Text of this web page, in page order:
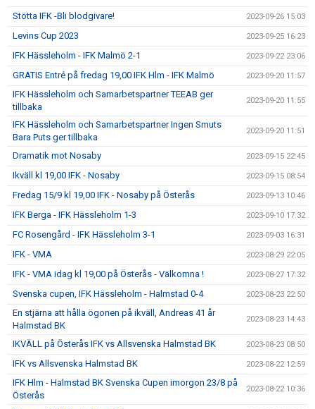
Stötta IFK -Bli blodgivare! 2023-09-26 15:03
Levins Cup 2023 2023-09-25 16:23
IFK Hässleholm - IFK Malmö 2-1 2023-09-22 23:06
GRATIS Entré på fredag 19,00 IFK Hlm - IFK Malmö 2023-09-20 11:57
IFK Hässleholm och Samarbetspartner TEEAB ger
tillbaka
2023-09-20 11:55
IFK Hässleholm och Samarbetspartner Ingen Smuts
Bara Puts ger tillbaka
2023-09-20 11:51
Dramatik mot Nosaby 2023-09-15 22:45
Ikväll kl 19,00 IFK - Nosaby 2023-09-15 08:54
Fredag 15/9 kl 19,00 IFK - Nosaby på Österås 2023-09-13 10:46
IFK Berga - IFK Hässleholm 1-3 2023-09-10 17:32
FC Rosengård - IFK Hässleholm 3-1 2023-09-03 16:31
IFK - VMA 2023-08-29 22:05
IFK - VMA idag kl 19,00 på Österås - Välkomna ! 2023-08-27 17:32
Svenska cupen, IFK Hässleholm - Halmstad 0-4 2023-08-23 22:50
En stjärna att hålla ögonen på ikväll, Andreas 41 år
Halmstad BK
2023-08-23 14:43
IKVÄLL på Österås IFK vs Allsvenska Halmstad BK 2023-08-23 08:50
IFK vs Allsvenska Halmstad BK 2023-08-22 12:59
IFK Hlm - Halmstad BK Svenska Cupen imorgon 23/8 på
Österås
2023-08-22 10:36